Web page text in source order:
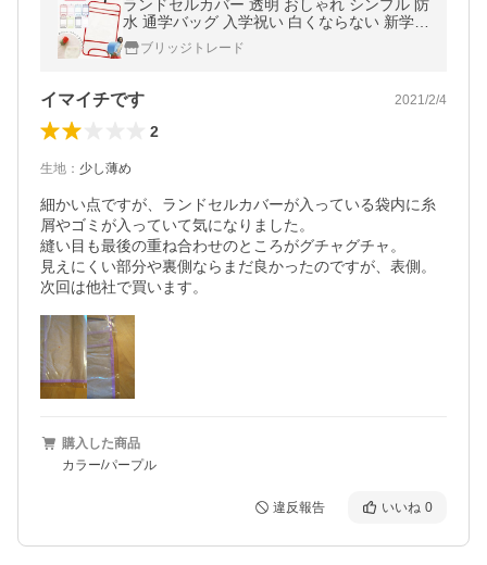
ランドセルカバー 透明 おしゃれ シンプル 防
水 通学バッグ 入学祝い 白くならない 新学期
キズ 雨 汚れ 防止 撥水 女の子 男の子 送料無
料 ブリッジトレード
イマイチです 2021/2/4
2
生地 ： 少し薄め
細かい点ですが、ランドセルカバーが入っている袋内に糸
屑やゴミが入っていて気になりました。
縫い目も最後の重ね合わせのところがグチャグチャ。
見えにくい部分や裏側ならまだ良かったのですが、表側。
次回は他社で買います。
購入した商品
カラー/パープル
違反報告 いいね 0